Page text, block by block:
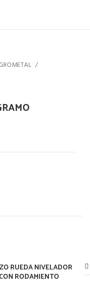
RUEDA NIVELADOR
CON RODAMIENTO